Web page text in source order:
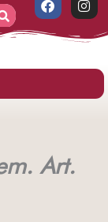
F
a
c
o
k
I
n
t
g
a
Art.